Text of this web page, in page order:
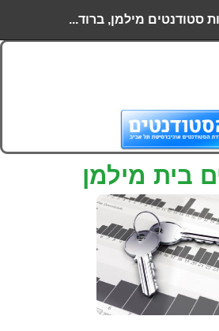
סטודנטים מילמן, ברוד...
בית מילמן